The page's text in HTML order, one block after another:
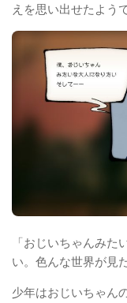
えを思い出せたよう
「おじいちゃんみ
い。色んな世界が見
少年はおじいちゃん